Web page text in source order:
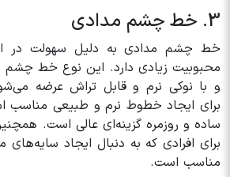
3. خط چشم مدادی
خط چشم مدادی به دلیل سهولت در
محبوبیت زیادی دارد. این نوع خط چشم
و با نوکی نرم و قابل تراش عرضه
برای ایجاد خطوط نرم و طبیعی مناسب
ساده و روزمره گزینه‌ای عالی است.
برای افرادی که به دنبال ایجاد
مناسب است.